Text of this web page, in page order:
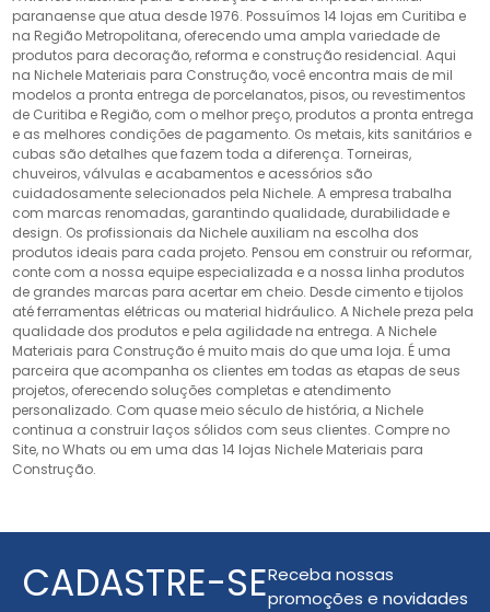
paranaense que atua desde 1976. Possuímos 14 lojas em Curitiba e
na Região Metropolitana, oferecendo uma ampla variedade de
produtos para decoração, reforma e construção residencial. Aqui
na Nichele Materiais para Construção, você encontra mais de mil
modelos a pronta entrega de porcelanatos, pisos, ou revestimentos
de Curitiba e Região, com o melhor preço, produtos a pronta entrega
e as melhores condições de pagamento. Os metais, kits sanitários e
cubas são detalhes que fazem toda a diferença. Torneiras,
chuveiros, válvulas e acabamentos e acessórios são
cuidadosamente selecionados pela Nichele. A empresa trabalha
com marcas renomadas, garantindo qualidade, durabilidade e
design. Os profissionais da Nichele auxiliam na escolha dos
produtos ideais para cada projeto. Pensou em construir ou reformar,
conte com a nossa equipe especializada e a nossa linha produtos
de grandes marcas para acertar em cheio. Desde cimento e tijolos
até ferramentas elétricas ou material hidráulico. A Nichele preza pela
qualidade dos produtos e pela agilidade na entrega. A Nichele
Materiais para Construção é muito mais do que uma loja. É uma
parceira que acompanha os clientes em todas as etapas de seus
projetos, oferecendo soluções completas e atendimento
personalizado. Com quase meio século de história, a Nichele
continua a construir laços sólidos com seus clientes. Compre no
Site, no Whats ou em uma das 14 lojas Nichele Materiais para
Construção.
CADASTRE-SEReceba nossas
promoções e novidades